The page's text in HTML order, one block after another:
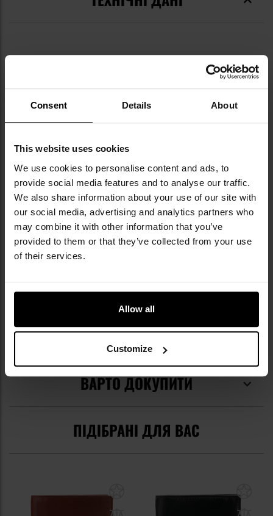
Consent Details About
This website uses cookies
We use cookies to personalise content and ads, to
provide social media features and to analyse our traffic.
We also share information about your use of our site with
our social media, advertising and analytics partners who
may combine it with other information that you’ve
provided to them or that they’ve collected from your use
of their services.
Allow all
Customize
Основний колір
Black
Застібання гаманця
Немає
200 г
Розміри
10,8 x 8,4 см
EAN
ВІДГУКИ
ВАРТО ДОКУПИТИ
ПІДІБРАНІ ДЛЯ ВАС